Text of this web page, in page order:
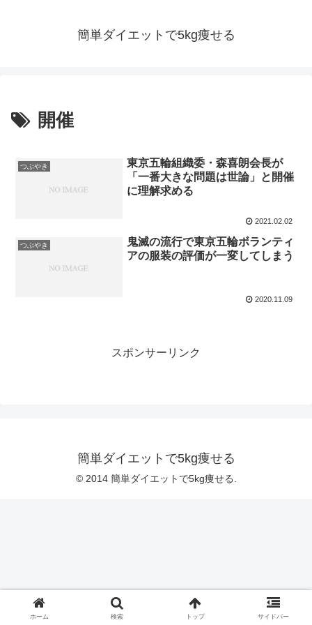
簡単ダイエットで5kg痩せる
開催
つぶやき
東京五輪組織委・森喜朗会長が
「一番大きな問題は世論」と開催
に理解求める
2021.02.02
つぶやき
鬼滅の流行で東京五輪ボランティ
アの服装の評価が一変してしまう
2020.11.09
スポンサーリンク
簡単ダイエットで5kg痩せる
© 2014 簡単ダイエットで5kg痩せる.
ホーム 検索 トップ サイドバー